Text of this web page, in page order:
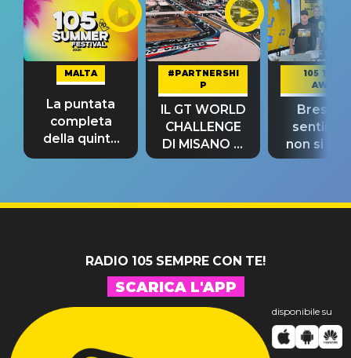
MALTA
La puntata
completa
della quinta
tappa
#PARTNERSHI
P
IL GT WORLD
CHALLENGE
DI MISANO si
riconferma
105 TAKE
AWAY
Bresh:
non si
fino alla
RADIO 105 SEMPRE CON TE!
SCARICA L'APP
disponibile su